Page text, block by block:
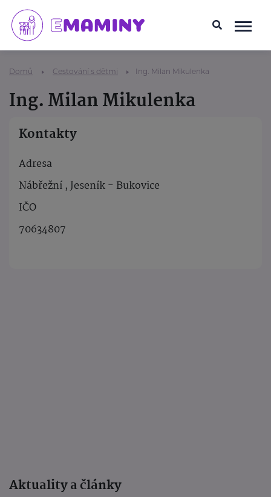
Domů Cestování s dětmi Ing. Milan Mikulenka
Ing. Milan Mikulenka
Kontakty
Adresa
Nábřežní , Jeseník - Bukovice
IČO
70634807
Aktuality a články